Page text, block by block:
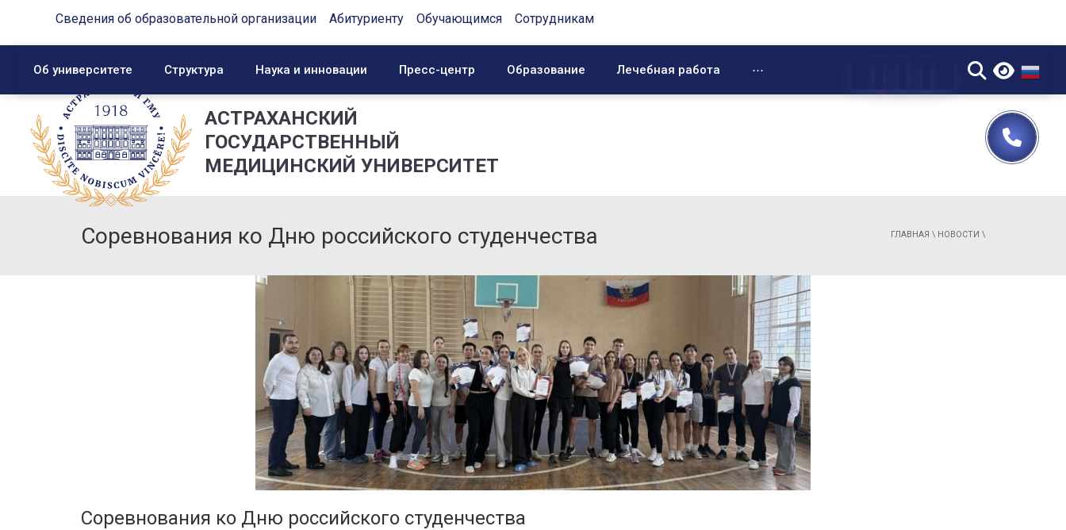
Сведения об образовательной организации Абитуриенту Обучающимся Сотрудникам
Об университете Структура Наука и инновации Пресс-центр Образование Лечебная работа ⋯ ▼
АСТРАХАНСКИЙ
ГОСУДАРСТВЕННЫЙ
МЕДИЦИНСКИЙ УНИВЕРСИТЕТ
Соревнования ко Дню российского студенчества ГЛАВНАЯ \ НОВОСТИ \
Соревнования ко Дню российского студенчества